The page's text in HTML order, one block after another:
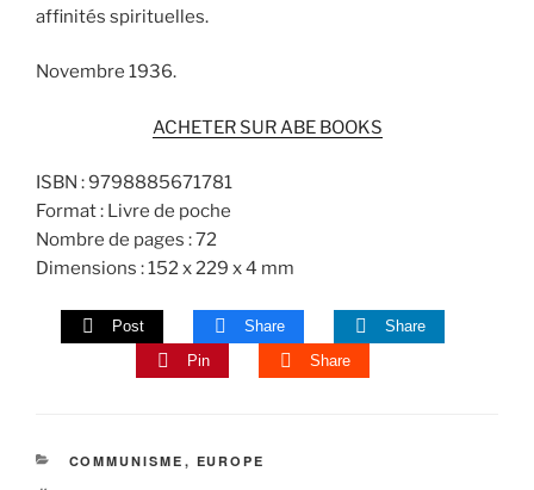
affinités spirituelles.
Novembre 1936.
ACHETER SUR ABE BOOKS
ISBN : 9798885671781
Format : Livre de poche
Nombre de pages : 72
Dimensions : 152 x 229 x 4 mm
Post Share
Share
Pin
Share
CATÉGORIES
COMMUNISME , EUROPE